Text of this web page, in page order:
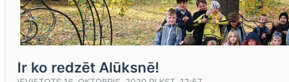
Ir ko redzēt Alūksnē!